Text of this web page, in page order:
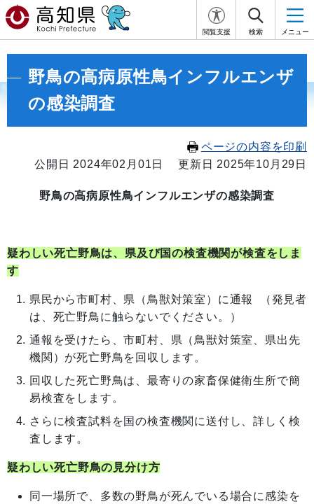
閲覧支援 検索 メニュー
野鳥の高病原性鳥インフルエンザ
の感染調査
ページの内容を印刷
公開日 2024年02月01日
更新日 2025年10月29日
野鳥の高病原性鳥インフルエンザの感染調査
疑わしい死亡野鳥は、県及び国の検査機関が検査をしま
す
県民から市町村、県（鳥獣対策室）に通報 （発見者
は、死亡野鳥に触らないでください。）
通報を受けたら、市町村、県（鳥獣対策室、県出先
機関）が死亡野鳥を回収します。
回収した死亡野鳥は、最寄りの家畜保健衛生所で簡
易検査をします。
さらに検査試料を国の検査機関に送付し、詳しく検
査します。
疑わしい死亡野鳥の見分け方
同一場所で、多数の野鳥が死んでいる場合に感染を